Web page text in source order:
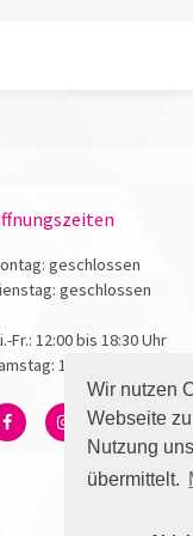
Wir nutzen
Webseite
Nutzung
übermittelt.
geschlossen
geschlossen
Fr.: 12:00 bis 18:30 Uhr
10:00 bis 17:00 Uhr